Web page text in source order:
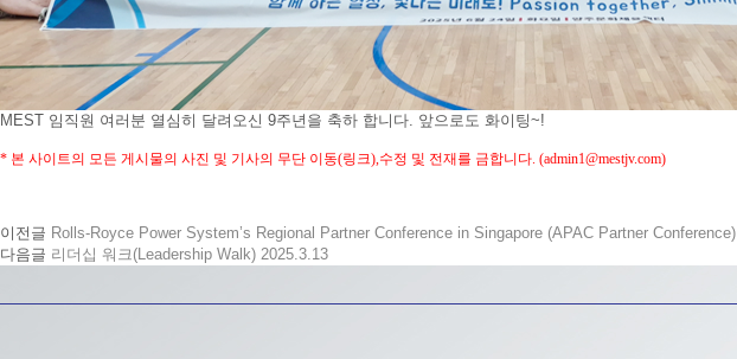
MEST 임직원 여러분 열심히 달려오신 9주년을 축하 합니다. 앞으로도 화이팅~!
* 본 사이트의 모든 게시물의 사진 및 기사의 무단 이동(링크),수정 및 전재를 금합니다. (admin1@mestjv.com)
이전글 Rolls-Royce Power System’s Regional Partner Conference in Singapore (APAC Partner Conference)
다음글 리더십 워크(Leadership Walk) 2025.3.13